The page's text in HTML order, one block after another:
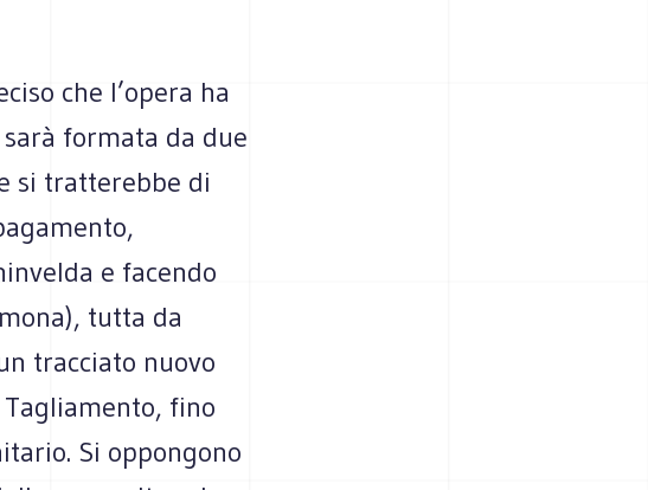
che l’opera ha
formata da due
si tratterebbe di
e facendo
tutta da
tracciato nuovo
fino
Si oppongono